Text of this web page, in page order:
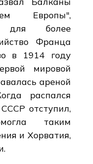
Европы",
для более
Франца
в 1914 году
мировой
ареной
распался
отступил,
таким
и Хорватия,